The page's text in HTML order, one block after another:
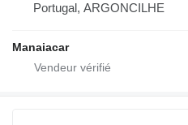
Portugal, ARGONCILHE
Manaiacar